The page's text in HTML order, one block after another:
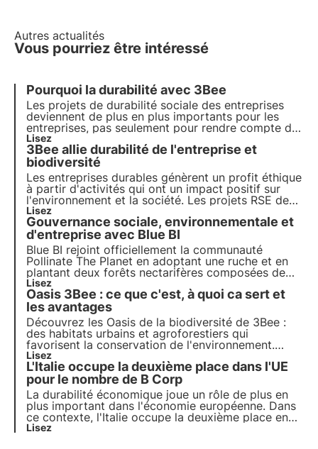
Autres actualités
Vous pourriez être intéressé
Pourquoi la durabilité avec 3Bee
Les projets de durabilité sociale des entreprises
deviennent de plus en plus importants pour les
entreprises, pas seulement pour rendre compte de
la durabilité
sont limitées et les inégalités fortes, de plus en
plus d'acteurs demandent aux entreprises de
s'engager activement.
Lisez
3Bee allie durabilité de l'entreprise et
biodiversité
Les entreprises durables génèrent un profit éthique
à partir d'activités qui ont un impact positif sur
l'environnement et la société. Les projets RSE de
3Bee régénèrent la biodiversité. Découvrez
comment être (plus) durable et comment protéger
la biodiversité en impliquant vos employés.
Lisez
Gouvernance sociale, environnementale et
d'entreprise avec Blue BI
Blue BI rejoint officiellement la communauté
Pollinate The Planet en adoptant une ruche et en
plantant deux forêts nectarifères composées de
200 arbres mellifères. Il s'agit d'un exemple
concret de durabilité d'entreprise et de
régénération de la biodiversité.
Lisez
Oasis 3Bee : ce que c'est, à quoi ca sert et
les avantages
Découvrez les Oasis de la biodiversité de 3Bee :
des habitats urbains et agroforestiers qui
favorisent la conservation de l'environnement.
Grâce à la technologie 3Bee, les Oasis relient la
nature à l'entreprise et offrent une série
d'avantages. Participez au changement et
parrainez une Oasis.
Lisez
L'Italie occupe la deuxième place dans l'UE
pour le nombre de B Corp
La durabilité économique joue un rôle de plus en
plus important dans l'économie européenne. Dans
ce contexte, l'Italie occupe la deuxième place en
termes de nombre d'entreprises engagées dans
Lisez